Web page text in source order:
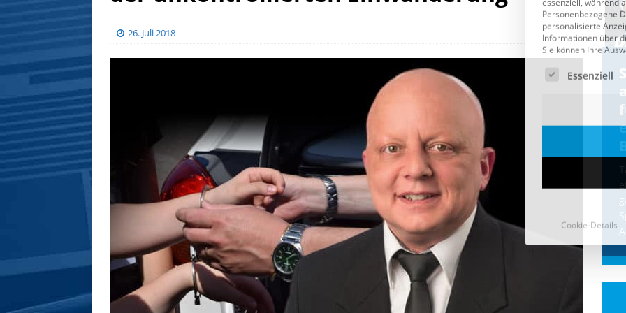
26. Juli 2018
CDU & Ampel wollen nach
der Wahl wieder Afghanen
einfliegen: Zeit für ein
Asylmoratorium!
Die Bundesregierung und die CDU
halten die Wähler für dumm! Weil die
Stimmung wegen der von Afghanen
verübten Anschläge kippte, wurden die
Flüge vor der[...]